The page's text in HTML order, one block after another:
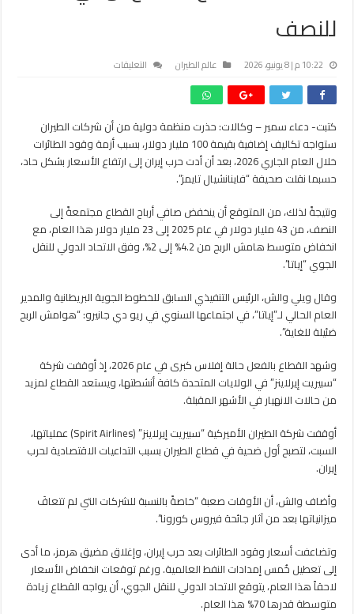
للنصف
10:22 م | 8 يونيو، 2026 عالم الطيران التعليقات
تقفز
لـ100
مليار
القطاع
تهوي
للنصف
مغلقة
كتبت- دعاء سمير – وكالات: حذرت منظمة دولية من أن شركات الطيران
ستواجه تكاليف إضافية بقيمة 100 مليار دولار، بسبب أزمة وقود الطائرات
خلال العام الجاري 2026، بعد أن أدت حرب إيران إلى ارتفاع الأسعار بشكل حاد،
حسبما نقلت صحيفة “فاينانشيال تايمز”.
ونتيجةً لذلك، من المتوقع أن ينخفض ​​صافي أرباح القطاع مجتمعةً إلى
النصف، من 43 مليار دولار في عام 2025 إلى 23 مليار دولار هذا العام، مع
انخفاض متوسط ​​هامش الربح من 4.2% إلى 2%، وفق الاتحاد الدولي للنقل
الجوي “إياتا”.
وقال ويلي والش، الرئيس التنفيذي السابق للخطوط الجوية البريطانية والمدير
العام الحالي لـ”إياتا”، في اجتماعها السنوي في ريو دي جانيرو: “هوامش الربح
ضئيلة للغاية”.
وشهد القطاع بالفعل حالة إفلاس كبرى في عام 2026، إذ أوقفت شركة
“سبيريت إيرلاينز” في الولايات المتحدة كافة أنشطتها، ويستعد القطاع لمزيد
من حالات الانهيار في الأشهر المقبلة.
أوقفت شركة الطيران الأميركية “سبيريت إيرلاينز” (Spirit Airlines) عملياتها،
السبت، لتصبح أول ضحية في قطاع الطيران بسبب التداعيات الاقتصادية لحرب
إيران.
وأضاف والش، أن الأوقات صعبة “خاصةً بالنسبة للشركات التي لم تتعافَ
ميزانياتها بعد من آثار جائحة فيروس كورونا”.
وتضاعفت أسعار وقود الطائرات بعد حرب إيران، وإغلاق مضيق هرمز، ما أدى
إلى تعطيل خُمس إمدادات النفط العالمية. ورغم توقعات انخفاض الأسعار
لاحقاً هذا العام، يتوقع الاتحاد الدولي للنقل الجوي، أن يواجه القطاع زيادة
متوسطة قدرها 70% هذا العام.